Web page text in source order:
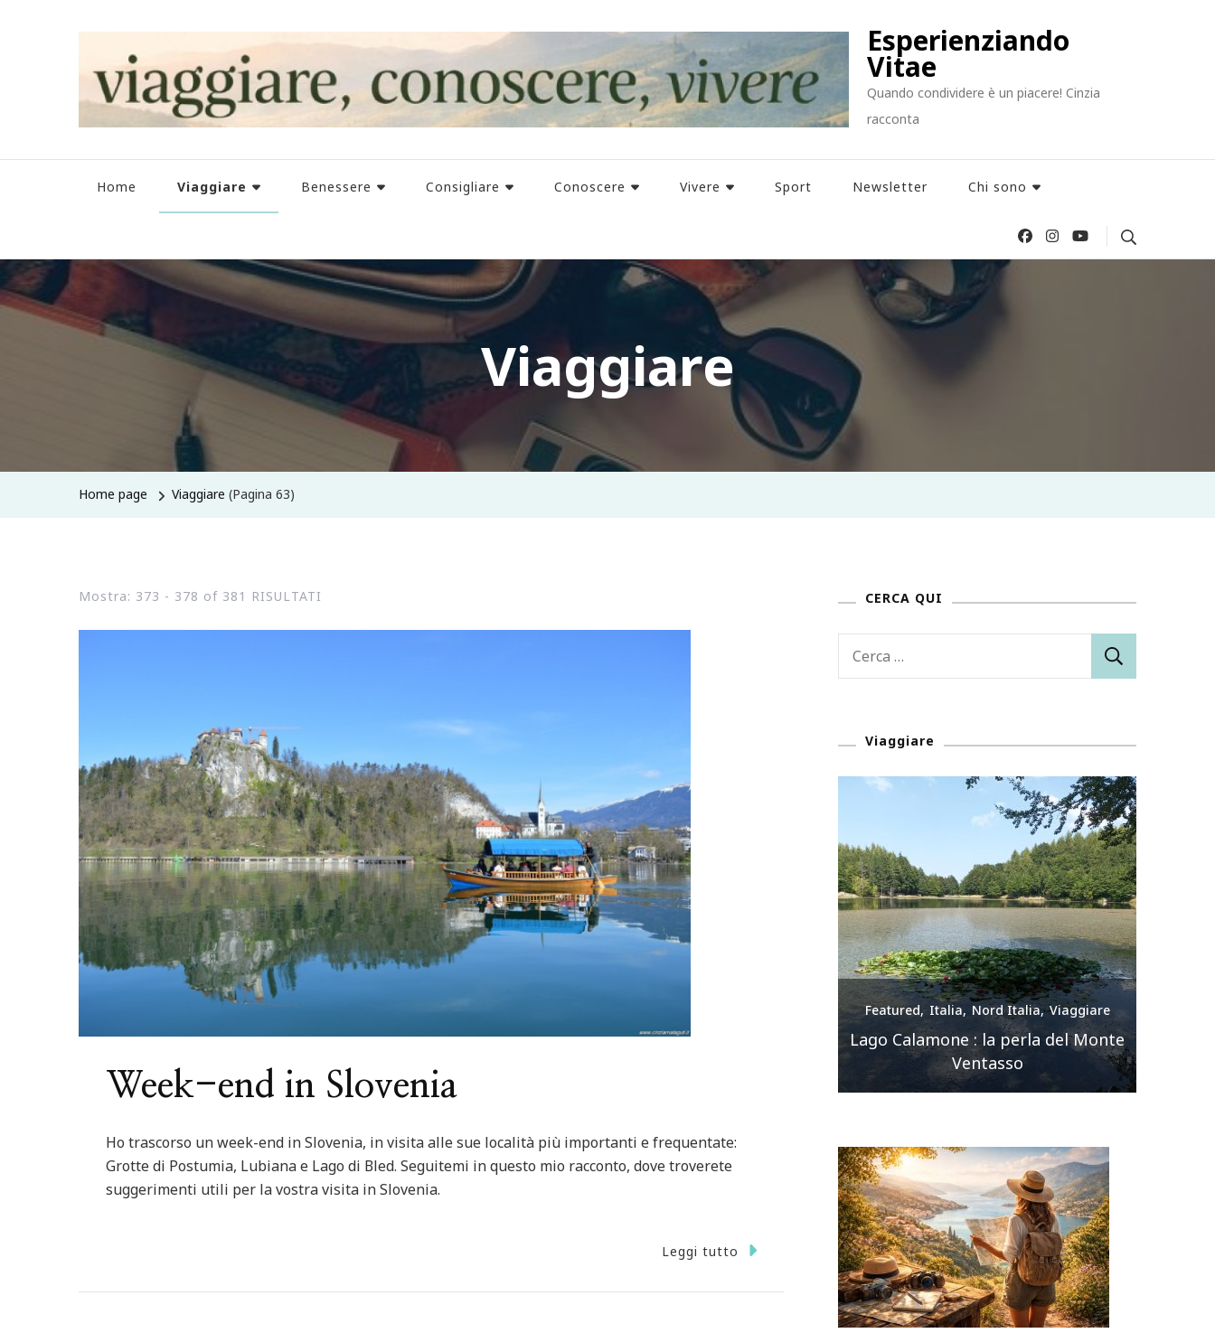
Esperienziando
Vitae
Quando condividere è un piacere! Cinzia
racconta
Home Viaggiare Benessere Consigliare Conoscere Vivere Sport Newsletter Chi sono
Viaggiare
Home page Viaggiare (Pagina 63)
Mostra: 373 - 378 of 381 RISULTATI
Week-end in Slovenia
Ho trascorso un week-end in Slovenia, in visita alle sue località più importanti e frequentate:
Grotte di Postumia, Lubiana e Lago di Bled. Seguitemi in questo mio racconto, dove troverete
suggerimenti utili per la vostra visita in Slovenia.
Leggi tutto
CERCA QUI
Ricerca
Viaggiare
Nord Italia Viaggiare
di Levico in Trentino
Centro Italia Featured Italia Viaggiare
Riviera del Conero in barca
Lago Calamone : la perla del Monte
Featured Italia Nord Italia Viaggiare
Premilcuore e le sue cascate
spettacolari